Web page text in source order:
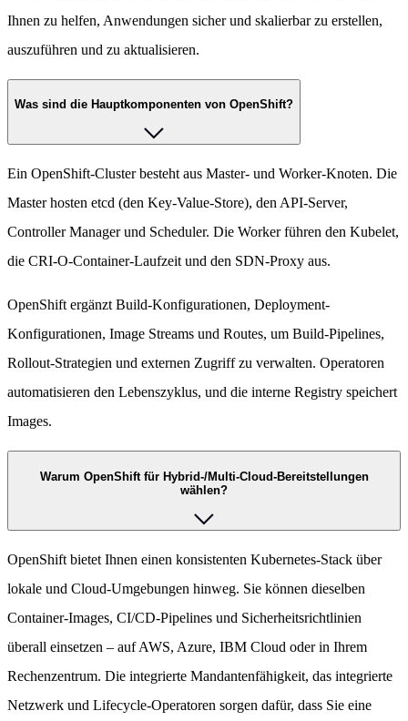
Ihnen zu helfen, Anwendungen sicher und skalierbar zu erstellen,
auszuführen und zu aktualisieren.
Was sind die Hauptkomponenten von OpenShift?
Ein OpenShift-Cluster besteht aus Master- und Worker-Knoten. Die
Master hosten etcd (den Key-Value-Store), den API-Server,
Controller Manager und Scheduler. Die Worker führen den Kubelet,
die CRI-O-Container-Laufzeit und den SDN-Proxy aus.
OpenShift ergänzt Build-Konfigurationen, Deployment-
Konfigurationen, Image Streams und Routes, um Build-Pipelines,
Rollout-Strategien und externen Zugriff zu verwalten. Operatoren
automatisieren den Lebenszyklus, und die interne Registry speichert
Images.
Warum OpenShift für Hybrid-/Multi-Cloud-Bereitstellungen
wählen?
OpenShift bietet Ihnen einen konsistenten Kubernetes-Stack über
lokale und Cloud-Umgebungen hinweg. Sie können dieselben
Container-Images, CI/CD-Pipelines und Sicherheitsrichtlinien
überall einsetzen – auf AWS, Azure, IBM Cloud oder in Ihrem
Rechenzentrum. Die integrierte Mandantenfähigkeit, das integrierte
Netzwerk und Lifecycle-Operatoren sorgen dafür, dass Sie eine